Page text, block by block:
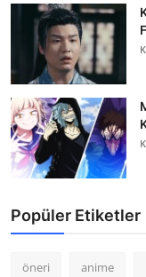
Popüler Etiketler
öneri anime